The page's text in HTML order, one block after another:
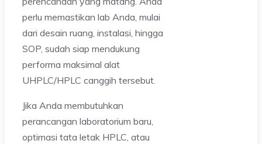
perlu memastikan lab Anda, mulai
dari desain ruang, instalasi, hingga
SOP, sudah siap mendukung
performa maksimal alat
UHPLC/HPLC canggih tersebut.
Jika Anda membutuhkan
perancangan laboratorium baru,
optimasi tata letak HPLC, atau